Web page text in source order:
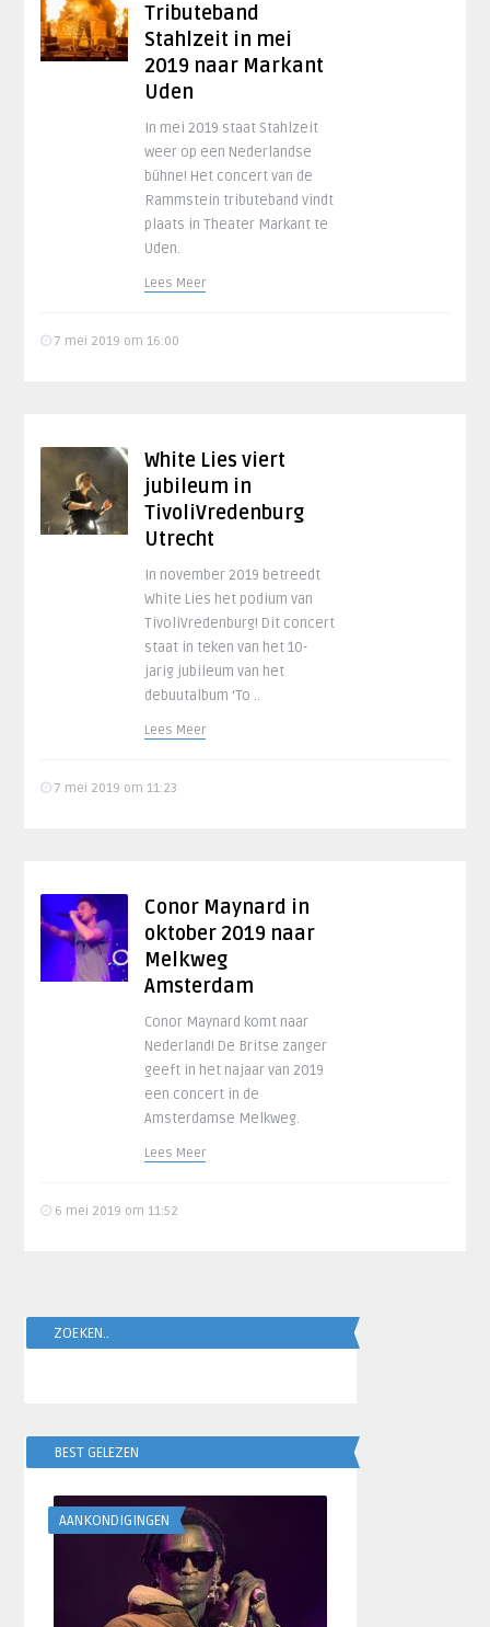
Tributeband
Stahlzeit in mei
2019 naar Markant
Uden
In mei 2019 staat Stahlzeit
weer op een Nederlandse
bühne! Het concert van de
Rammstein tributeband vindt
plaats in Theater Markant te
Uden.
Lees Meer
7 mei 2019 om 16:00
White Lies viert
jubileum in
TivoliVredenburg
Utrecht
In november 2019 betreedt
White Lies het podium van
TivoliVredenburg! Dit concert
staat in teken van het 10-
jarig jubileum van het
debuutalbum ‘To ..
Lees Meer
7 mei 2019 om 11:23
Conor Maynard in
oktober 2019 naar
Melkweg
Amsterdam
Conor Maynard komt naar
Nederland! De Britse zanger
geeft in het najaar van 2019
een concert in de
Amsterdamse Melkweg.
Lees Meer
6 mei 2019 om 11:52
ZOEKEN..
BEST GELEZEN
AANKONDIGINGEN